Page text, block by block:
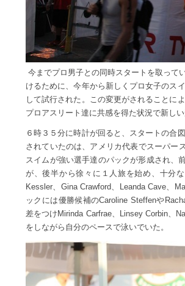
今までプロ男子との同時スタートを取って
けるために、今年から新しくプロ女子のス
して試行された。この変更がされることに
プロアスリート達に共感を得た状況で新し
６時３５分に時計が回ると、スタートの合
されていたのは、アメリカ代表でスーパー
スイムが強い選手達のパックが形成され、
が、後半から徐々に１人旅を始め、十分
Kessler、Gina Crawford、Leanda Cave、
ックには優勝候補のCaroline Steffenや
差をつけMirinda Carfrae、Linsey Corbin、
をしながら自分のペースで泳いでいた。